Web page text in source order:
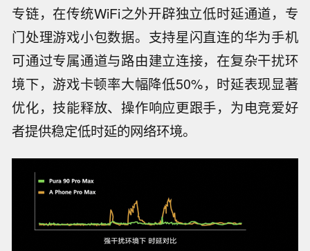
专链，在传统WiFi之外开辟独立低时延通道，专
门处理游戏小包数据。支持星闪直连的华为手机
可通过专属通道与路由建立连接，在复杂干扰环
境下，游戏卡顿率大幅降低50%，时延表现显著
优化，技能释放、操作响应更跟手，为电竞爱好
者提供稳定低时延的网络环境。